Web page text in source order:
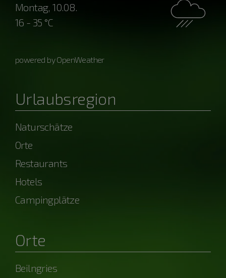
Montag, 10.08.
16 - 35 °C
powered by OpenWeather
Urlaubsregion
Naturschätze
Orte
Restaurants
Hotels
Campingplätze
Orte
Beilngries